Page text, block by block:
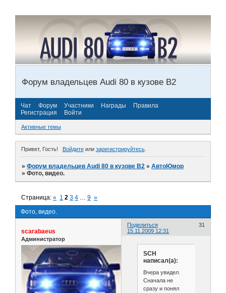
Форум владельцев Audi 80 в кузове В2
Чат Форум Участники Награды
Правила
Регистрация
Войти
Активные темы
Привет, Гость! Войдитеили зарегистрируйтесь.
»Форум владельцев Audi 80 в кузове В2 »АвтоЮмор
»Фото, видео.
Фото, видео.
Страница:« 1 2 3 4 … 9 »
Поделиться
31
15.11.2009 12:31
scarabaeus
Администратор
SCH
написал(а):
Вчера увидел.
Сначала не
сразу и понял